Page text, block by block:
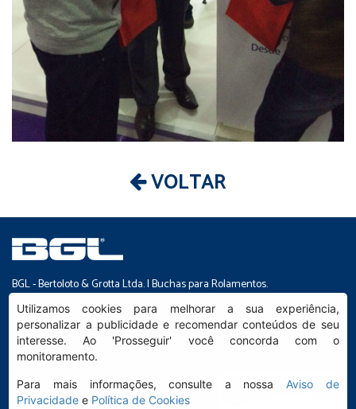
VOLTAR
Utilizamos cookies para melhorar a sua experiência,
personalizar a publicidade e recomendar conteúdos de seu
interesse. Ao 'Prosseguir' você concorda com o
monitoramento.
Para mais informações, consulte a nossa Aviso de
Privacidade e Política de Cookies
BGL - Bertoloto & Grotta Ltda. | Buchas para Rolamentos.
Av. Major José Levy Sobrinho, 1296 | Boa Vista
CEP 13486.190 | Limeira-SP | Brasil
|
(19) 99392.2793 | info@bgl.com.br